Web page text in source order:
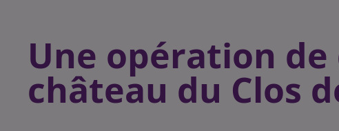
Une opération de
château du Clos